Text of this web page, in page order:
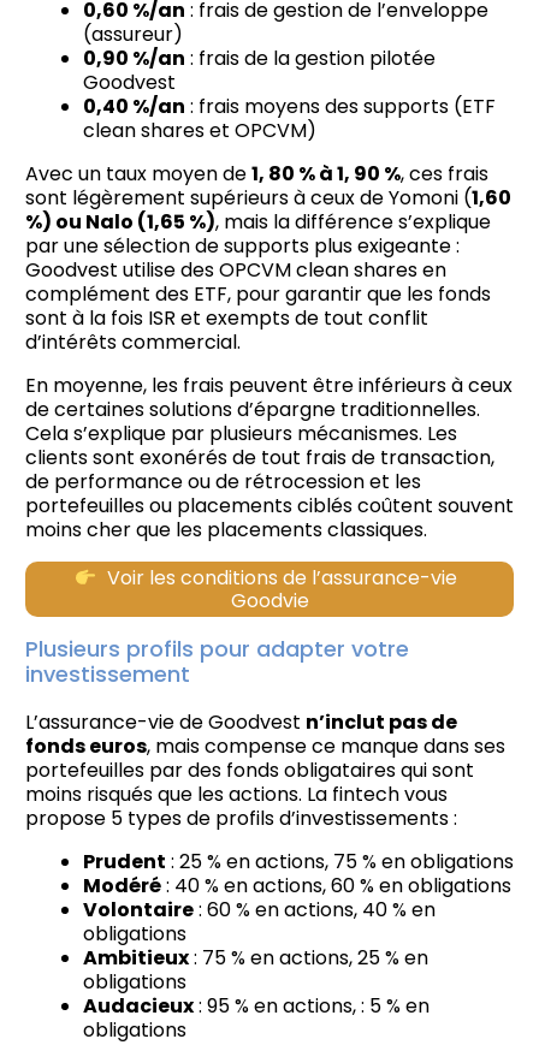
0,60 %/an : frais de gestion de l’enveloppe
(assureur)
0,90 %/an : frais de la gestion pilotée
Goodvest
0,40 %/an : frais moyens des supports (ETF
clean shares et OPCVM)
Avec un taux moyen de1, 80 % à 1, 90 %, ces frais
sont légèrement supérieurs à ceux de Yomoni (1,60
%) ou Nalo (1,65 %), mais la différence s’explique
par une sélection de supports plus exigeante :
Goodvest utilise des OPCVM clean shares en
complément des ETF, pour garantir que les fonds
sont à la fois ISR et exempts de tout conflit
d’intérêts commercial.
En moyenne, les frais peuvent être inférieurs à ceux
de certaines solutions d’épargne traditionnelles.
Cela s’explique par plusieurs mécanismes. Les
clients sont exonérés de tout frais de transaction,
de performance ou de rétrocession et les
portefeuilles ou placements ciblés coûtent souvent
moins cher que les placements classiques.
Voir les conditions de l’assurance-vie
Goodvie
Plusieurs profils pour adapter votre
investissement
L’assurance-vie de Goodvest n’inclut pas de
fonds euros, mais compense ce manque dans ses
portefeuilles par des fonds obligataires qui sont
moins risqués que les actions. La fintech vous
propose 5 types de profils d’investissements :
Prudent : 25 % en actions, 75 % en obligations
Modéré: 40 % en actions, 60 % en obligations
Volontaire: 60 % en actions, 40 % en
obligations
Ambitieux: 75 % en actions, 25 % en
obligations
Audacieux: 95 % en actions, : 5 % en
obligations